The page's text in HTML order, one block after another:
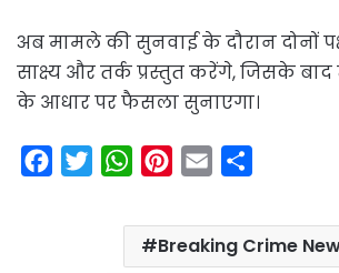
अब मामले की सुनवाई के दौरान दोनों
साक्ष्य और तर्क प्रस्तुत करेंगे, जिसके बाद
के आधार पर फैसला सुनाएगा।
W
a
n
t
a
i
a
r
Breaking Crime